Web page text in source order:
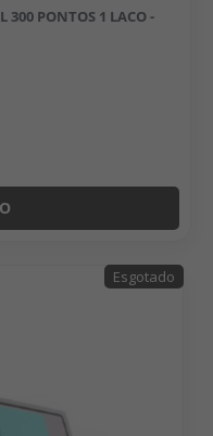
300 PONTOS 1 LACO -